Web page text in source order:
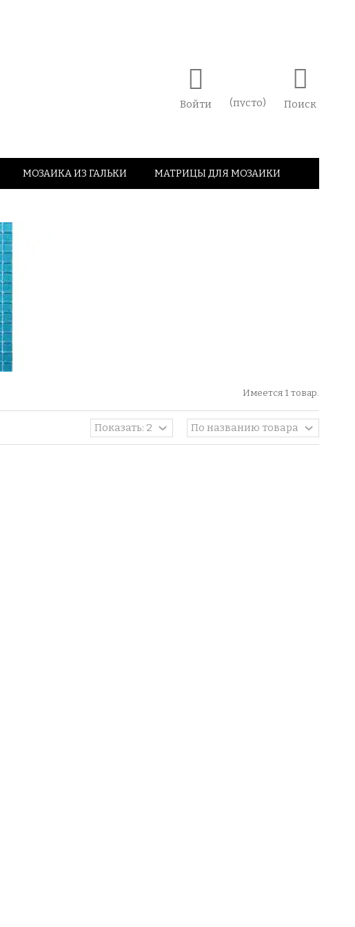
Поиск
(пусто)
Войти
МОЗАИКА ИЗ ГАЛЬКИ МАТРИЦЫ ДЛЯ МОЗАИКИ
Имеется 1 товар.